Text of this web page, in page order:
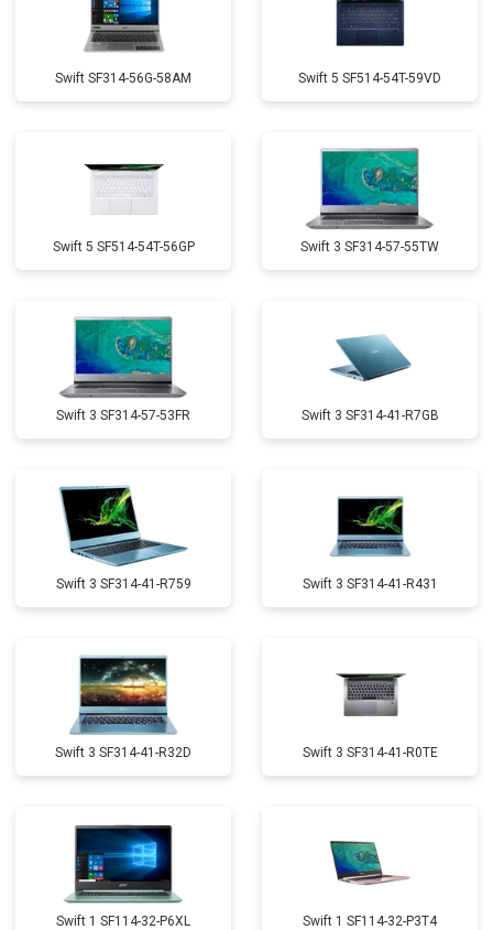
Swift SF314-56G-58AM Swift 5 SF514-54T-59VD
Swift 5 SF514-54T-56GP Swift 3 SF314-57-55TW
Swift 3 SF314-57-53FR Swift 3 SF314-41-R7GB
Swift 3 SF314-41-R759 Swift 3 SF314-41-R431
Swift 3 SF314-41-R32D Swift 3 SF314-41-R0TE
Swift 1 SF114-32-P6XL Swift 1 SF114-32-P3T4